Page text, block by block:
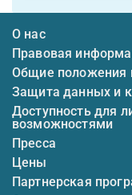
О нас
Правовая
Общие положения
Защита данных и
Доступность для
возможностями
Пресса
Цены
Партнерская